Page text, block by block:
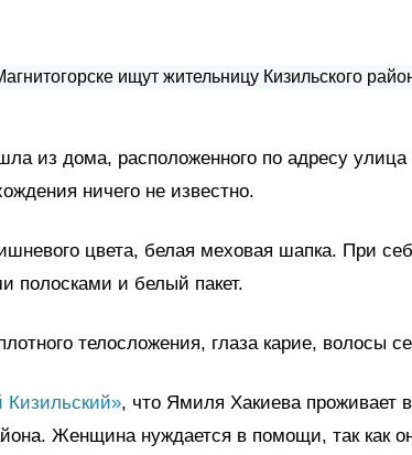
из дома, расположенного по адресу
ничего не известно.
цвета, белая меховая шапка. При
полосками и белый пакет.
телосложения, глаза карие, волосы
Кизильский», что Ямиля Хакиева проживает
Женщина нуждается в помощи, так как